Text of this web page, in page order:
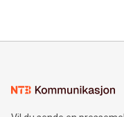
omstillingen til en
Europeiske nasjoner.